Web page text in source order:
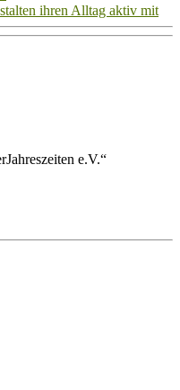
ihren Alltag aktiv mit
e.V.“